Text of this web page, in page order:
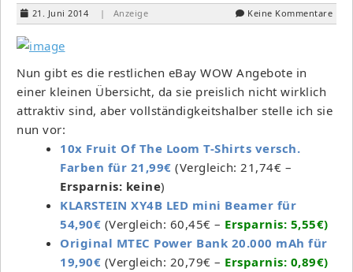
21. Juni 2014 | Anzeige Keine Kommentare
Nun gibt es die restlichen eBay WOW Angebote in
einer kleinen Übersicht, da sie preislich nicht wirklich
attraktiv sind, aber vollständigkeitshalber stelle ich sie
nun vor:
10x Fruit Of The Loom T-Shirts versch.
Farben für 21,99€ (Vergleich: 21,74€ –
Ersparnis: keine)
KLARSTEIN XY4B LED mini Beamer für
54,90€ (Vergleich: 60,45€ – Ersparnis: 5,55€)
Original MTEC Power Bank 20.000 mAh für
19,90€ (Vergleich: 20,79€ – Ersparnis: 0,89€)